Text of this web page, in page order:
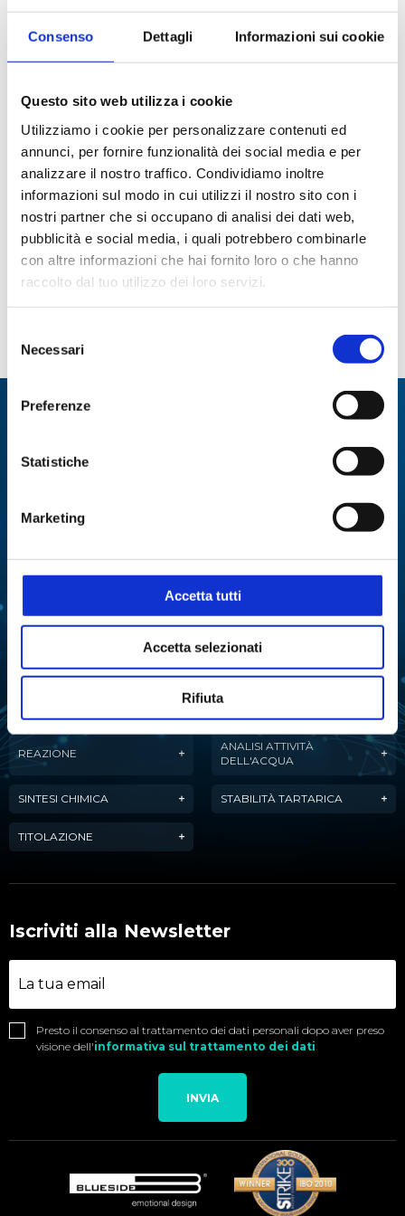
Consenso Dettagli Informazioni sui cookie
Questo sito web utilizza i cookie
Utilizziamo i cookie per personalizzare contenuti ed
annunci, per fornire funzionalità dei social media e per
analizzare il nostro traffico. Condividiamo inoltre
informazioni sul modo in cui utilizzi il nostro sito con i
nostri partner che si occupano di analisi dei dati web,
pubblicità e social media, i quali potrebbero combinarle
con altre informazioni che hai fornito loro o che hanno
raccolto dal tuo utilizzo dei loro servizi.
delNecessari
Preferenze
Statistiche
Marketing
Accetta tutti
Accetta selezionati
Rifiuta
Agitatore ad asta PW
Agitatore magnetico
digitale MSL 25
Paginazione
Pagina
1 Page
2 Page
3 Page
4 Page
5 Page
6
Specialisti in:
Abbiamo sviluppato soluzioni, tecnologie e
strumenti per diverse applicazioni.
COLTURE CELLULARI DISTILLAZIONE
ESTRAZIONE EVAPORAZIONE
LIOFILIZZAZIONE
PURIFICAZIONE
DELL'ACQUA
REAZIONE
ANALISI ATTIVITÀ
DELL'ACQUA
SINTESI CHIMICA STABILITÀ TARTARICA
TITOLAZIONE
Iscriviti alla Newsletter
Presto il consenso al trattamento dei dati personali dopo aver preso
visione dell'informativa sul trattamento dei dati
INVIA